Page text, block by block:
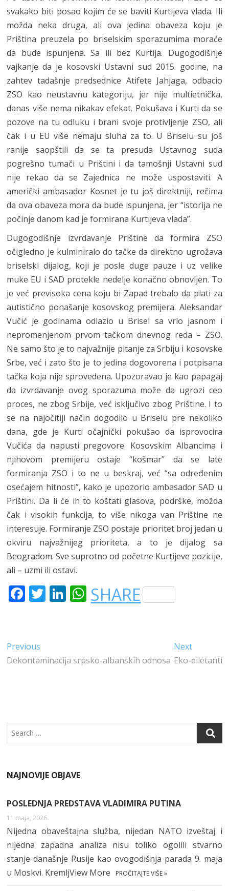
svakako biti posao kojim će se baviti Kurtijeva vlada. Ili
možda neka druga, ali ova jedina obaveza koju je
Priština preuzela po briselskim sporazumima moraće
da bude ispunjena. Sa ili bez Kurtija. Dugogodišnje
vajkanje da je kosovski Ustavni sud 2015. godine, na
zahtev tadašnje predsednice Atifete Jahjaga, odbacio
ZSO kao neustavnu kategoriju, jer nije multietnička,
danas više nema nikakav efekat. Pokušava i Kurti da se
pozove na tu odluku i brani svoje protivljenje ZSO, ali
čak i u EU više nemaju sluha za to. U Briselu su još
ranije saopštili da se ta presuda Ustavnog suda
pogrešno tumači u Prištini i da tamošnji Ustavni sud
nije rekao da se Zajednica ne može uspostaviti. A
američki ambasador Kosnet je tu još direktniji, rečima
da ova obaveza mora da bude ispunjena, jer “istorija ne
počinje danom kad je formirana Kurtijeva vlada”.
Dugogodišnje izvrdavanje Prištine da formira ZSO
očigledno je kulminiralo do tačke da direktno ugrožava
briselski dijalog, koji je posle duge pauze i uz velike
muke EU i SAD protekle nedelje konačno obnovljen. To
je već previsoka cena koju bi Zapad trebalo da plati za
autistično ponašanje kosovskog premijera. Aleksandar
Vučić je godinama odlazio u Brisel sa vrlo jasnom i
nepromenjenom prvom tačkom dnevnog reda – ZSO.
Ne samo što je to najvažnije pitanje za Srbiju i kosovske
Srbe, već i zato što je to jedina dogovorena i potpisana
tačka koja nije sprovedena. Upozoravao je kao papagaj
da izvrdavanje ovog sporazuma može da ugrozi ceo
proces, ne zbog Srbije, već isključivo zbog Prištine. I to
se na najočitiji način dogodilo u Briselu pre nekoliko
dana, gde je Kurti očajnički pokušao da isprovocira
Vučića da napusti pregovore. Kosovskim Albancima i
njihovom premijeru ostaje “košmar” da se late
formiranja ZSO i to ne u beskraj, već “sa određenim
osećajem hitnosti”, kako je upozorio ambasador SAD u
Prištini. Da li će ih to koštati glasova, podrške, možda
čak i visokih funkcija, to više nikoga van Prištine ne
interesuje. Formiranje ZSO postaje prioritet broj jedan u
okviru najvažnijeg prioriteta, a to je dijalog sa
Beogradom. Sve suprotno od početne Kurtijeve pozicije,
ali – uzmi ili ostavi.
F
E
B
T
E
LI
DI
W
H
S
SHARE
Kretanje
članka
Previous
post:
Dekontaminacija srpsko-albanskih odnosa
NextNext
post:
Eko-diletanti
Search
NAJNOVIJE OBJAVE
POSLEDNJA PREDSTAVA VLADIMIRA PUTINA
11 maja, 2026
Nijedna obaveštajna služba, nijedan NATO izveštaj i
nijedna zapadna analiza nisu toliko ogolili stvarno
stanje današnje Rusije kao ovogodišnja parada 9. maja
u Moskvi. KremljView More
PROČITAJTE VIŠE »